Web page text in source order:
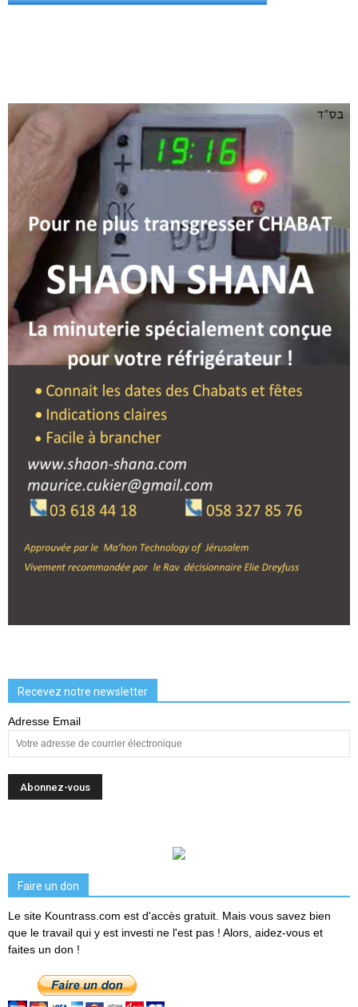
Recevez notre newsletter
Adresse Email
Faire un don
Le site Kountrass.com est d'accès gratuit. Mais vous savez bien
que le travail qui y est investi ne l'est pas ! Alors, aidez-vous et
faites un don !